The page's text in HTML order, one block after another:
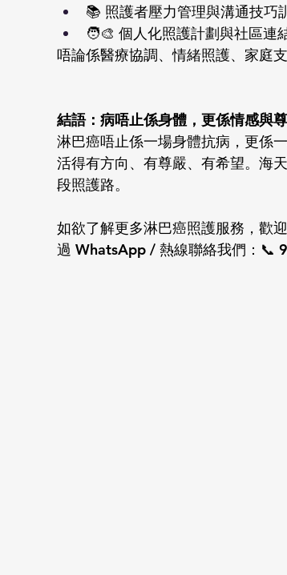
📚 照護者壓力管理與溝通技巧
🧑‍🎨 個人化照護計劃與社區連
唔論係醫療協調、情緒照護、家庭
結語：病唔止係身體，更係情感與
淋巴癌唔止係一場身體抗病，更係
活得有方向、有尊嚴、有希望。海
段照護路。
如欲了解更多淋巴癌照護服務，歡
過 WhatsApp / 熱線聯絡我們：📞